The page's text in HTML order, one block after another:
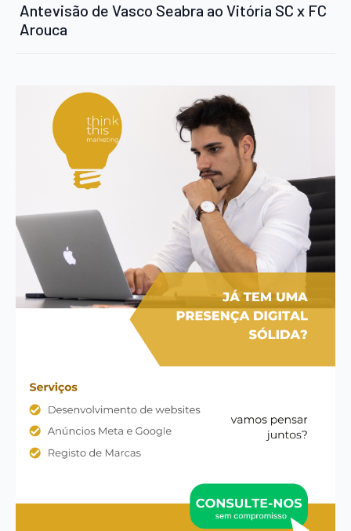
Antevisão de Vasco Seabra ao Vitória SC x FC
Arouca